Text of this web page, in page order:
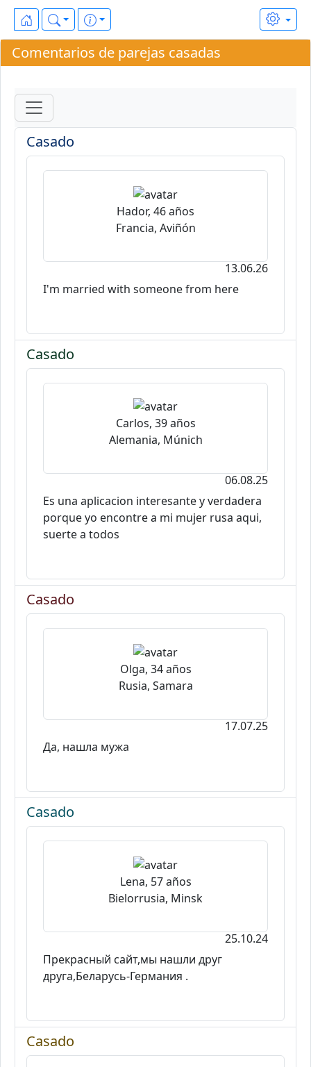
Comentarios de parejas casadas
Casado
Hador, 46 años
Francia, Aviñón
13.06.26
I'm married with someone from here
Casado
Carlos, 39 años
Alemania, Múnich
06.08.25
Es una aplicacion interesante y verdadera
porque yo encontre a mi mujer rusa aqui,
suerte a todos
Casado
Olga, 34 años
Rusia, Samara
17.07.25
Да, нашла мужа
Casado
Lena, 57 años
Bielorrusia, Minsk
25.10.24
Прекрасный сайт,мы нашли друг
друга,Беларусь-Германия .
Casado